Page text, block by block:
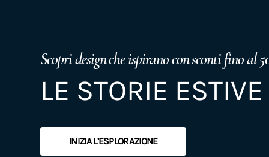
Scopri design che ispirano con sconti fino al
LE STORIE
INIZIA L’ESPLORAZIONE